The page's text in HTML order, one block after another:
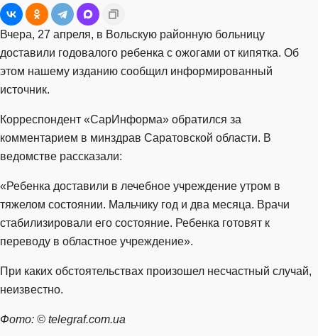
Вчера, 27 апреля, в Вольскую районную больницу
доставили годовалого ребенка с ожогами от кипятка. Об
этом нашему изданию сообщил информированный
источник.
Корреспондент «СарИнформа» обратился за
комментарием в минздрав Саратовской области. В
ведомстве рассказали:
«Ребенка доставили в лечебное учреждение утром в
тяжелом состоянии. Мальчику год и два месяца. Врачи
стабилизировали его состояние. Ребенка готовят к
переводу в областное учреждение».
При каких обстоятельствах произошел несчастный случай,
неизвестно.
Фото: © telegraf.com.ua